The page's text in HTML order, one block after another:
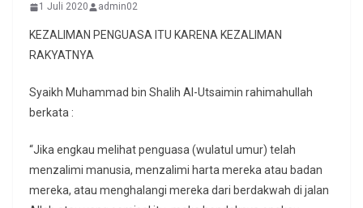
1 Juli 2020 admin02
KEZALIMAN PENGUASA ITU KARENA KEZALIMAN
RAKYATNYA
Syaikh Muhammad bin Shalih Al-Utsaimin rahimahullah
berkata :
“Jika engkau melihat penguasa (wulatul umur) telah
menzalimi manusia, menzalimi harta mereka atau badan
mereka, atau menghalangi mereka dari berdakwah di jalan